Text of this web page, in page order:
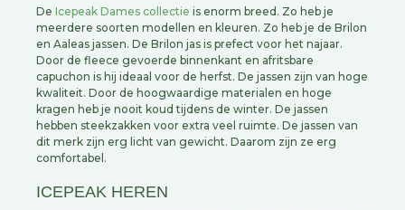
De Icepeak Dames collectie is enorm breed. Zo heb je
meerdere soorten modellen en kleuren. Zo heb je de Brilon
en Aaleas jassen. De Brilon jas is prefect voor het najaar.
Door de fleece gevoerde binnenkant en afritsbare
capuchon is hij ideaal voor de herfst. De jassen zijn van hoge
kwaliteit. Door de hoogwaardige materialen en hoge
kragen heb je nooit koud tijdens de winter. De jassen
hebben steekzakken voor extra veel ruimte. De jassen van
dit merk zijn erg licht van gewicht. Daarom zijn ze erg
comfortabel.
ICEPEAK HEREN